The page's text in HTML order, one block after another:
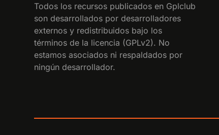
Todos los recursos publicados en Gplclub
son desarrollados por desarrolladores
externos y redistribuidos bajo los
términos de la licencia (GPLv2). No
estamos asociados ni respaldados por
ningún desarrollador.